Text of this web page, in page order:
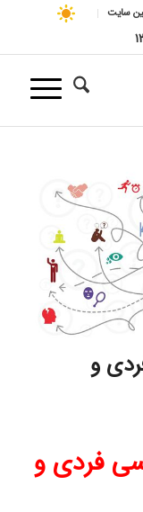
سایت
و
فردی و